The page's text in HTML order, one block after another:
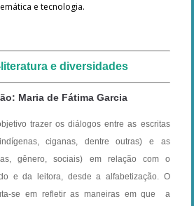
e tecnologia.
e diversidades
Maria de Fátima Garcia
trazer os diálogos entre as escritas
ciganas, dentre outras) e as
gênero, sociais) em relação com o
e da leitora, desde a alfabetização. O
se em refletir as maneiras em que a